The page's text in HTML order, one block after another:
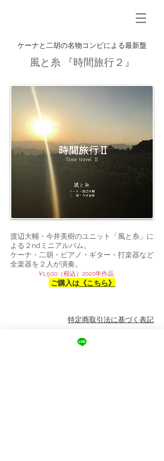
ケーナと二胡の名物コンビによる最新盤
風と糸 『時間旅行２』
渡辺大輔・今井美樹のユニット「風と糸」に
よる２ndミニアルバム。
ケーナ・二胡・ピアノ・ギター・打楽器など
全楽器を２人が演奏。
¥1,500（税込）2020年作品
ご購入は《こちら》
特定商取引法に基づく表記